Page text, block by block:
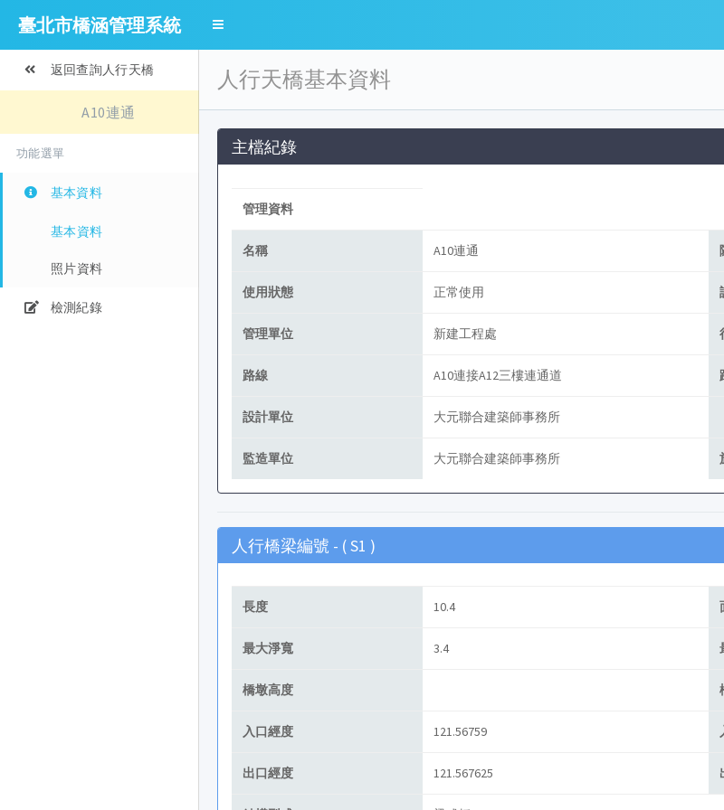
臺北市橋涵管理系統
返回查詢人行天橋
A10連通
功能選單
基本資料
基本資料
照片資料
檢測紀錄
人行天橋基本資料
主檔紀錄
管理資料
名稱 A10連通
使用狀態 正常使用
管理單位 新建工程處
路線 A10連接A12三樓連通道
設計單位 大元聯合建築師事務所
監造單位 大元聯合建築師事務所
人行橋梁編號 - (S1 )
長度 10.4
最大淨寬 3.4
橋墩高度
入口經度 121.56759
出口經度 121.567625